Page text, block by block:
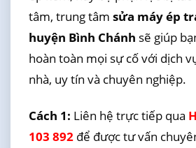
tâm, trung tâm sửa máy ép
huyện Bình Chánh sẽ giúp
hoàn toàn mọi sự cố với dịch
nhà, uy tín và chuyên nghiệp.
Cách 1: Liên hệ trực tiếp qua
103 892để được tư vấn